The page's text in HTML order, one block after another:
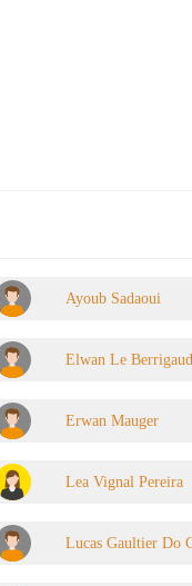
Ayoub Sadaoui
Elwan Le Berrigaud
Erwan Mauger
Lea Vignal Pereira
Lucas Gaultier Do